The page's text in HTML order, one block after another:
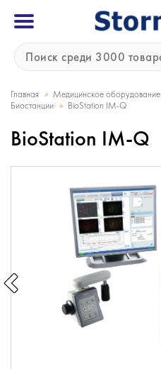
Главная » Медицинское оборудование
Биостанции » BioStation IM-Q
BioStation IM-Q